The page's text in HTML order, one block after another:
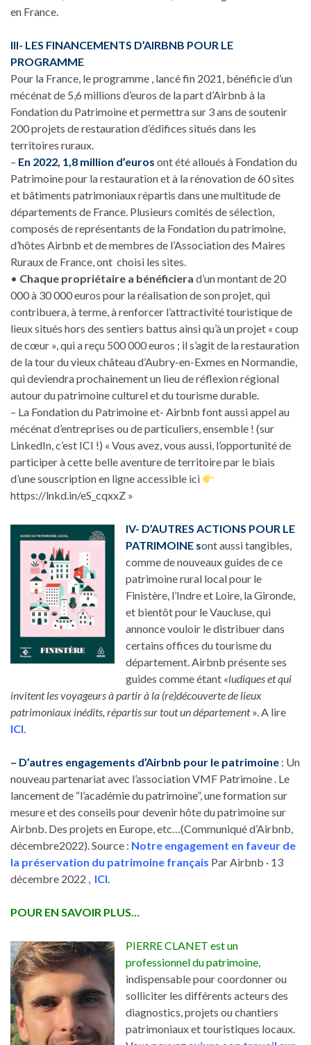
en France.
III- LES FINANCEMENTS D’AIRBNB POUR LE
PROGRAMME
Pour la France, le programme , lancé fin 2021, bénéficie d’un
mécénat de 5,6 millions d’euros de la part d’Airbnb à la
Fondation du Patrimoine et permettra sur 3 ans de soutenir
200 projets de restauration d’édifices situés dans les
territoires ruraux.
– En 2022, 1,8 million d’euros ont été alloués à Fondation du
Patrimoine pour la restauration et à la rénovation de 60 sites
et bâtiments patrimoniaux répartis dans une multitude de
départements de France. Plusieurs comités de sélection,
composés de représentants de la Fondation du patrimoine,
d’hôtes Airbnb et de membres de l’Association des Maires
Ruraux de France, ont choisi les sites.
• Chaque propriétaire a bénéficiera d’un montant de 20
000 à 30 000 euros pour la réalisation de son projet, qui
contribuera, à terme, à renforcer l’attractivité touristique de
lieux situés hors des sentiers battus ainsi qu’à un projet « coup
de cœur », qui a reçu 500 000 euros ; il s’agit de la restauration
de la tour du vieux château d’Aubry-en-Exmes en Normandie,
qui deviendra prochainement un lieu de réflexion régional
autour du patrimoine culturel et du tourisme durable.
– La Fondation du Patrimoine et- Airbnb font aussi appel au
mécénat d’entreprises ou de particuliers, ensemble ! (sur
LinkedIn, c’est ICI !) « Vous avez, vous aussi, l’opportunité de
participer à cette belle aventure de territoire par le biais
d’une souscription en ligne accessible ici
https://lnkd.in/eS_cqxxZ »
IV- D’AUTRES ACTIONS POUR LE
PATRIMOINE sont aussi tangibles,
comme de nouveaux guides de ce
patrimoine rural local pour le
Finistère, l’Indre et Loire, la Gironde,
et bientôt pour le Vaucluse, qui
annonce vouloir le distribuer dans
certains offices du tourisme du
département. Airbnb présente ses
guides comme étant «ludiques et qui
invitent les voyageurs à partir à la (re)découverte de lieux
patrimoniaux inédits, répartis sur tout un département». A lire
ICI.
– D’autres engagements d’Airbnb pour le patrimoine : Un
nouveau partenariat avec l’association VMF Patrimoine . Le
lancement de “l’académie du patrimoine”, une formation sur
mesure et des conseils pour devenir hôte du patrimoine sur
Airbnb. Des projets en Europe, etc…(Communiqué d’Airbnb,
décembre2022). Source : Notre engagement en faveur de
la préservation du patrimoine français Par Airbnb · 13
décembre 2022 , ICI.
POUR EN SAVOIR PLUS…
PIERRE CLANET est un
professionnel du patrimoine,
indispensable pour coordonner ou
solliciter les différents acteurs des
diagnostics, projets ou chantiers
patrimoniaux et touristiques locaux.